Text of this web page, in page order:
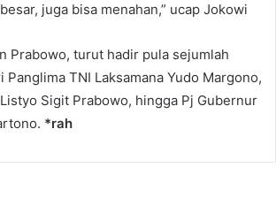
juga bisa menahan,” ucap Jokowi
Prabowo, turut hadir pula sejumlah
Panglima TNI Laksamana Yudo Margono,
Sigit Prabowo, hingga Pj Gubernur
*rah